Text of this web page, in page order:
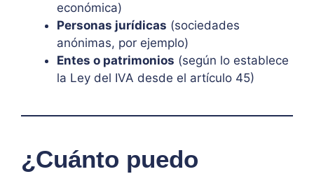
económica)
Personas jurídicas (sociedades
anónimas, por ejemplo)
Entes o patrimonios (según lo establece
la Ley del IVA desde el artículo 45)
¿Cuánto puedo